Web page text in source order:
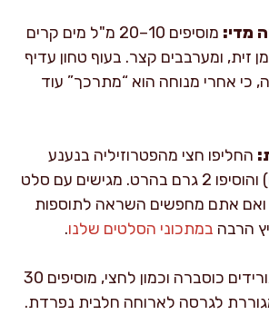
מדי:
מוסיפים 10–20 מ"ל מים קרים
מ"ל שמן זית, ומערבבים קצר. בעוף טחון עדיף
כי אחרי מנוחה הוא “מתרכך” עוד
החליפו חצי מהפטרוזיליה בנענע
קצוצה (10–12 גרם) והוסיפו 2 גרם בהרט. מגישים עם סלט
ואם אתם מחפשים השראה לתוספות
הרבה במתכוני הסלטים שלנו.
מורידים כוסברה וכמון לחצי, מוסיפים 30
לגרסה לארוחה חלבית נפרדת.